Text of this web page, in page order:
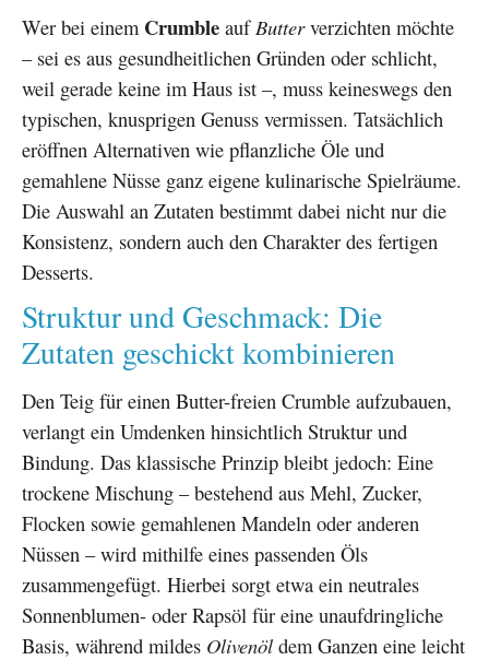
Wer bei einem Crumble auf Butterverzichten möchte
– sei es aus gesundheitlichen Gründen oder schlicht,
weil gerade keine im Haus ist –, muss keineswegs den
typischen, knusprigen Genuss vermissen. Tatsächlich
eröffnen Alternativen wie pflanzliche Öle und
gemahlene Nüsse ganz eigene kulinarische Spielräume.
Die Auswahl an Zutaten bestimmt dabei nicht nur die
Konsistenz, sondern auch den Charakter des fertigen
Desserts.
Struktur und Geschmack: Die
Zutaten geschickt kombinieren
Den Teig für einen Butter-freien Crumble aufzubauen,
verlangt ein Umdenken hinsichtlich Struktur und
Bindung. Das klassische Prinzip bleibt jedoch: Eine
trockene Mischung – bestehend aus Mehl, Zucker,
Flocken sowie gemahlenen Mandeln oder anderen
Nüssen – wird mithilfe eines passenden Öls
zusammengefügt. Hierbei sorgt etwa ein neutrales
Sonnenblumen- oder Rapsöl für eine unaufdringliche
Basis, während mildes Olivenöl dem Ganzen eine leicht